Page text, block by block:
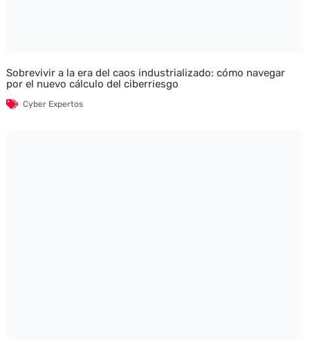
Sobrevivir a la era del caos industrializado: cómo navegar
por el nuevo cálculo del ciberriesgo
Cyber Expertos